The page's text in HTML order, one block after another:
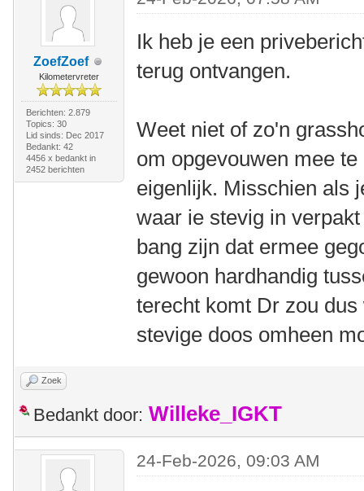
ZoefZoef
Kilometervreter
Berichten: 2.879
Topics: 30
Lid sinds: Dec 2017
Bedankt: 42
4456 x bedankt in
2452 berichten
Ik heb je een
terug ontvangen.
Weet niet of zo'n
om opgevouwen mee
eigenlijk. Misschien als
waar ie stevig in
bang zijn dat ermee
gewoon hardhandig
terecht komt Dr zou
stevige doos omheen
Zoek
Bedankt door: Willeke_IGKT
24-Feb-2026, 09:03 AM